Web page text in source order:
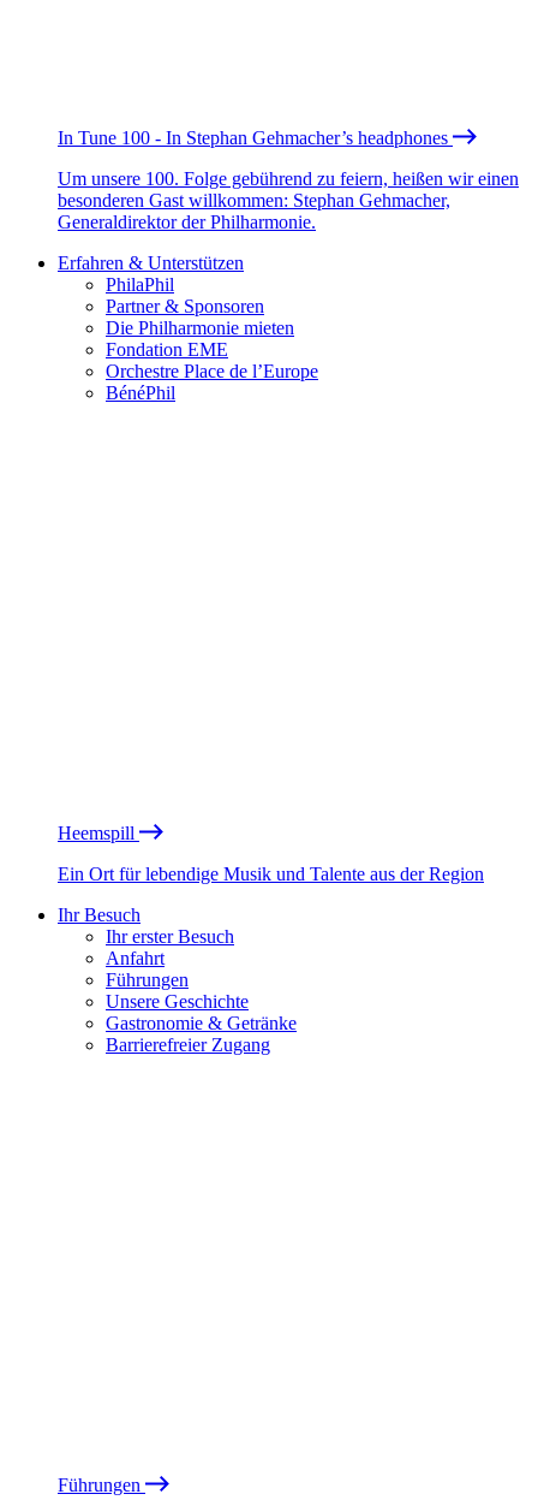
In Tune 100 - In Stephan Gehmacher’s headphones
Um unsere 100. Folge gebührend zu feiern, heißen wir einen
besonderen Gast willkommen: Stephan Gehmacher,
Generaldirektor der Philharmonie.
Erfahren & Unterstützen
PhilaPhil
Partner & Sponsoren
Die Philharmonie mieten
Fondation EME
Orchestre Place de l’Europe
BénéPhil
Heemspill
Ein Ort für lebendige Musik und Talente aus der Region
Ihr Besuch
Ihr erster Besuch
Anfahrt
Führungen
Unsere Geschichte
Gastronomie & Getränke
Barrierefreier Zugang
Führungen